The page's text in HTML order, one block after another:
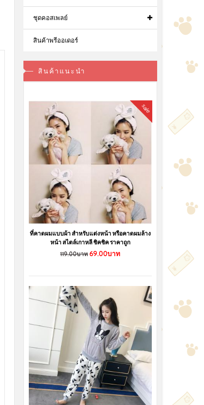
ชุดคอสเพลย์
สินค้าพรีออเดอร์
สินค้าแนะนำ
sale
ที่คาดผมแบบผ้า สำหรับแต่งหน้า หรือคาดผมล้าง
หน้า สไตล์เกาหลี ชิคชิค ราคาถูก
119.00บาท69.00บาท